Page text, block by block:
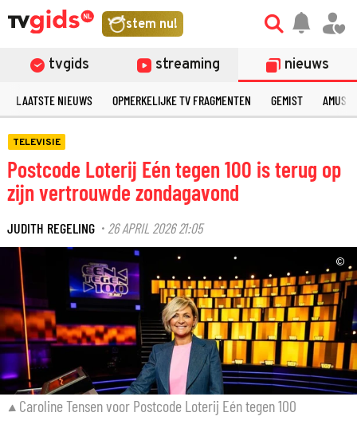
stem nu!
tvgids streaming nieuws
LAATSTE NIEUWS OPMERKELIJKE TV FRAGMENTEN GEMIST
TELEVISIE
Postcode Loterij Eén tegen 100 is terug op
zijn vertrouwde zondagavond
JUDITH REGELING · 26 APRIL 2026 21:05
©
Caroline Tensen voor Postcode Loterij Eén tegen 100